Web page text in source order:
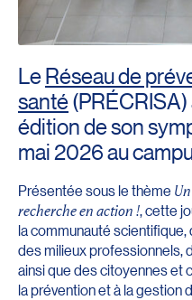
LeRéseau de
santé
édition de son
mai 2026 au
Présentée sous le thème
recherche en action !, cette
la communauté
des milieux professionnels,
ainsi que des citoyennes et
la prévention et à la gestion